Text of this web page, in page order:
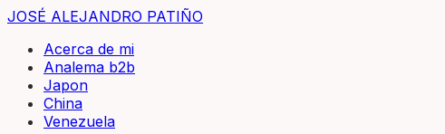
JOSÉ ALEJANDRO PATIÑO
Acerca de mi
Analema b2b
Japon
China
Venezuela